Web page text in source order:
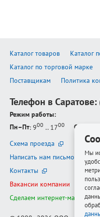
Каталог товаров
Каталог
Каталог по торговой марке
Поставщикам
Политика
Телефон в Саратове:
Режим работы:
Пн–Пт: 900 .. 1700 Сб–Вс
Схема проезда
Написать нам письмо
Контакты
Вакансии компании
Сделаем интернет-магазин
Мы